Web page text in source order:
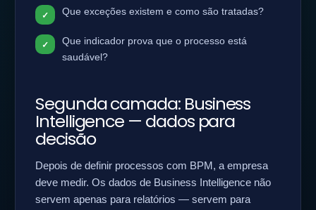
Que exceções existem e como são tratadas?
Que indicador prova que o processo está
saudável?
Segunda camada: Business
Intelligence — dados para
decisão
Depois de definir processos com BPM, a empresa
deve medir. Os dados de Business Intelligence não
servem apenas para relatórios — servem para